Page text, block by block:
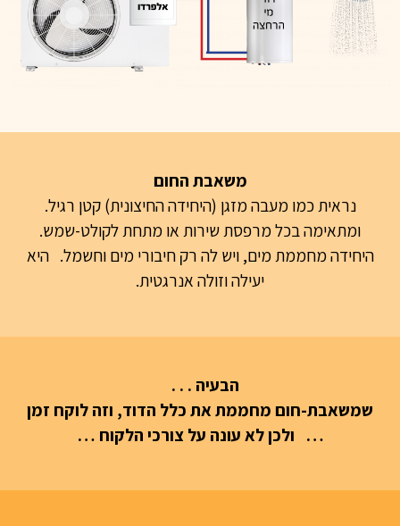
משאבת החום
נראית כמו מעבה מזגן (היחידה החיצונית) קטן רגיל.
ומתאימה בכל מרפסת שירות או מתחת לקולט-שמש.
היחידה מחממת מים, ויש לה רק חיבורי מים וחשמל. היא
יעילה וזולה אנרגטית.
הבעיה . . .
שמשאבת-חום מחממת את כלל הדוד, וזה לוקח זמן
… ולכן לא עונה על צורכי הלקוח …